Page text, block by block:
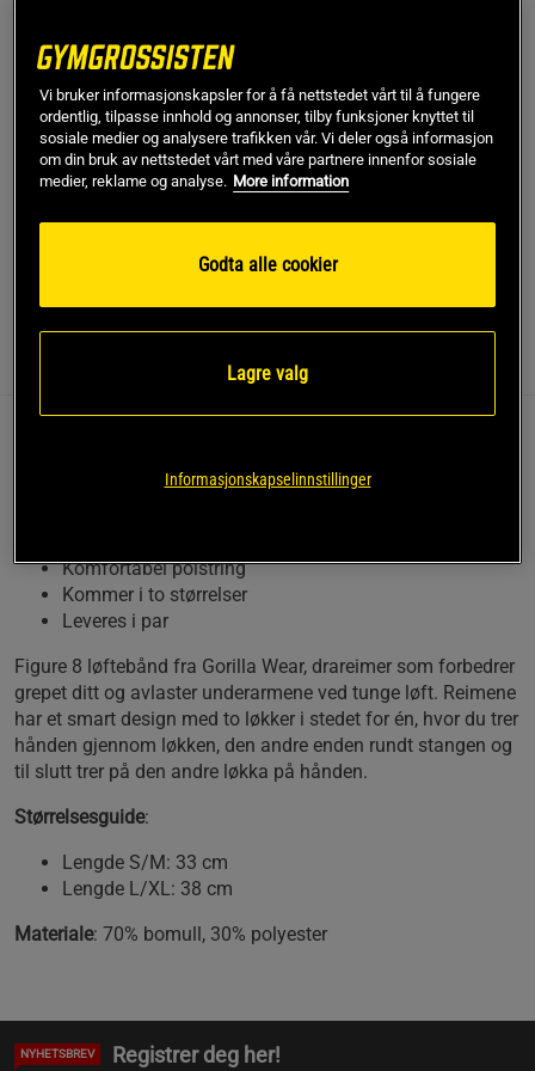
Gratis frakt over 799 kr Gratis retur 14 dagers angrerett
SKU #992029001R | EAN8720604462500
Anmeldelser(19)
maksimal avlastning og ytelse!
Komfortabel polstring
Kommer i to størrelser
Leveres i par
Figure 8 løftebånd fra Gorilla Wear, drareimer som forbedrer
grepet ditt og avlaster underarmene ved tunge løft. Reimene
har et smart design med to løkker i stedet for én, hvor du trer
hånden gjennom løkken, den andre enden rundt stangen og
til slutt trer på den andre løkka på hånden.
Størrelsesguide:
Lengde S/M: 33 cm
Lengde L/XL: 38 cm
Materiale: 70% bomull, 30% polyester
NYHETSBREV Registrer deg her!
Vi bruker informasjonskapsler for å få nettstedet vårt til å fungere
ordentlig, tilpasse innhold og annonser, tilby funksjoner knyttet til
sosiale medier og analysere trafikken vår. Vi deler også informasjon
om din bruk av nettstedet vårt med våre partnere innenfor sosiale
medier, reklame og analyse. More information
Godta alle cookier
Lagre valg
Informasjonskapselinnstillinger